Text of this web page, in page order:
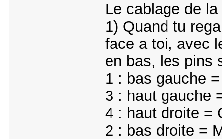
Le cablage de
1) Quand tu
face a toi, avec
en bas, les pins
1 : bas gauche
3 : haut gauche
4 : haut droite =
2 : bas droite =